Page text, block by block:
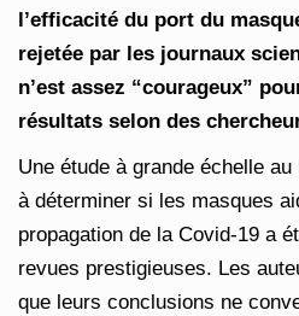
l’efficacité du port du
rejetée par les journaux
n’est assez “courageux”
résultats selon des
Une étude à grande échelle
à déterminer si les masques
propagation de la Covid-19 a
revues prestigieuses. Les
que leurs conclusions ne